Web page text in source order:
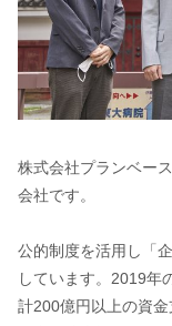
株式会社プランベー
会社です。
公的制度を活用し「
しています。2019年
計200億円以上の資